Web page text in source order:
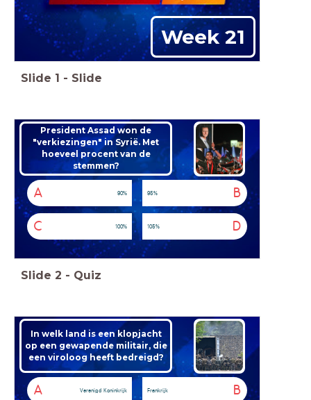
Week 21
Slide 1 - Slide
President Assad won de
"verkiezingen" in Syrië. Met
hoeveel procent van de
stemmen?
A 90% B
95%
C 100% D
105%
Slide 2 - Quiz
In welk land is een klopjacht
op een gewapende militair, die
een viroloog heeft bedreigd?
A Verenigd Koninkrijk B
Frankrijk